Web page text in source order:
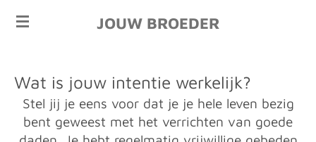
Ga
hoofdinhoud
JOUW BROEDER
Wat is jouw intentie werkelijk?
Stel jij je eens voor dat je je hele leven bezig
bent geweest met het verrichten van goede